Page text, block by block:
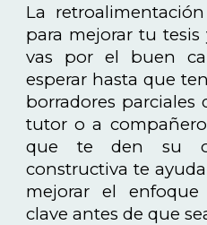
La
para mejorar tu
vas por el buen
esperar hasta que
borradores
tutor o a
que te den su
constructiva te
mejorar el
clave antes de que